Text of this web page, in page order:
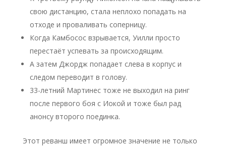
свою дистанцию, стала неплохо попадать на
отходе и проваливать соперницу.
Когда Камбосос взрывается, Уилли просто
перестаёт успевать за происходящим.
А затем Джордж попадает слева в корпус и
следом переводит в голову.
33-летний Мартинес тоже не выходил на ринг
после первого боя с Иокой и тоже был рад
анонсу второго поединка.
Этот реванш имеет огромное значение не только